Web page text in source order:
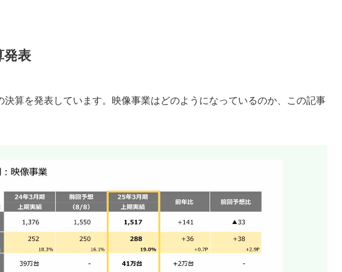
発表
算を発表しています。映像事業はどのようになっているのか、この記事